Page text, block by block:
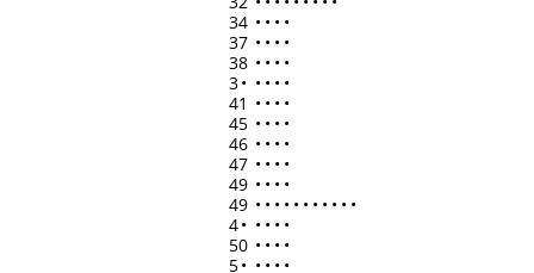
34 • • • •
37 • • • •
38 • • • •
3• • • • •
41 • • • •
45 • • • •
46 • • • •
47 • • • •
49 • • • •
49 • • • • • • • • • • •
4• • • • •
50 • • • •
5• • • • •